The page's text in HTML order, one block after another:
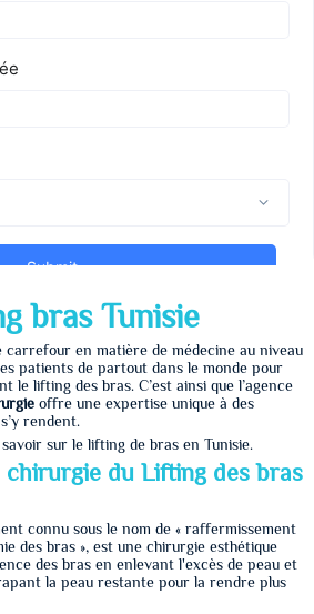
bras Tunisie
carrefour en matière de médecine au niveau
patients de partout dans le monde pour
le lifting des bras. C’est ainsi que l’agence
offre une expertise unique à des
rendent.
sur le lifting de bras en Tunisie.
chirurgie du Lifting des bras
connu sous le nom de « raffermissement
des bras », est une chirurgie esthétique
des bras en enlevant l'excès de peau et
la peau restante pour la rendre plus